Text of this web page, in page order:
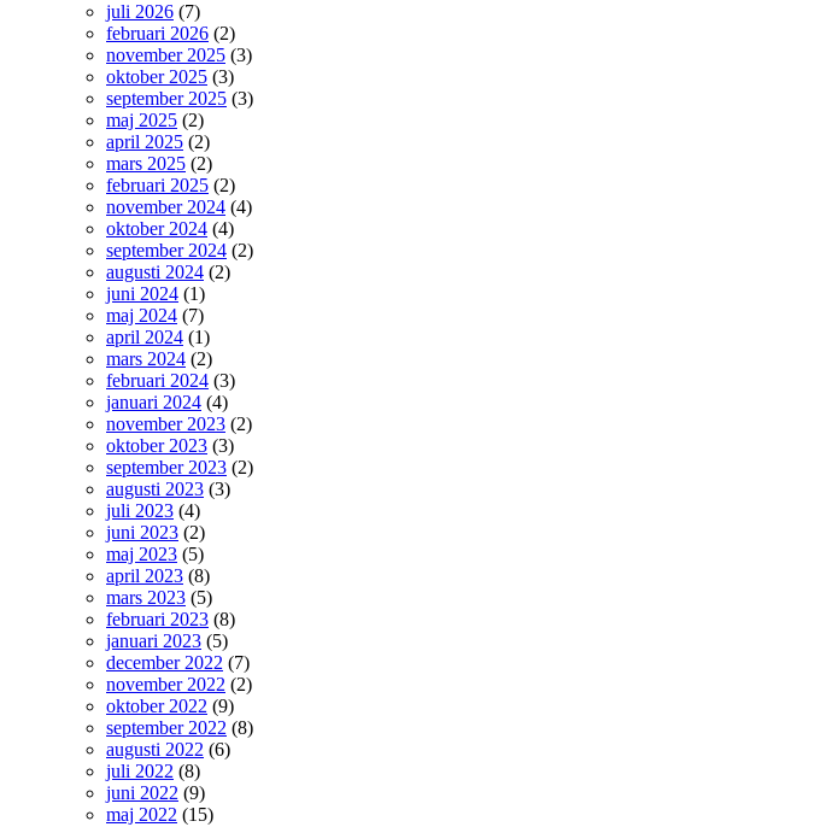
juli 2026 (7)
februari 2026 (2)
november 2025 (3)
oktober 2025 (3)
september 2025 (3)
maj 2025 (2)
april 2025 (2)
mars 2025 (2)
februari 2025 (2)
november 2024 (4)
oktober 2024 (4)
september 2024 (2)
augusti 2024 (2)
juni 2024 (1)
maj 2024 (7)
april 2024 (1)
mars 2024 (2)
februari 2024 (3)
januari 2024 (4)
november 2023 (2)
oktober 2023 (3)
september 2023 (2)
augusti 2023 (3)
juli 2023 (4)
juni 2023 (2)
maj 2023 (5)
april 2023 (8)
mars 2023 (5)
februari 2023 (8)
januari 2023 (5)
december 2022 (7)
november 2022 (2)
oktober 2022 (9)
september 2022 (8)
augusti 2022 (6)
juli 2022 (8)
juni 2022 (9)
maj 2022 (15)